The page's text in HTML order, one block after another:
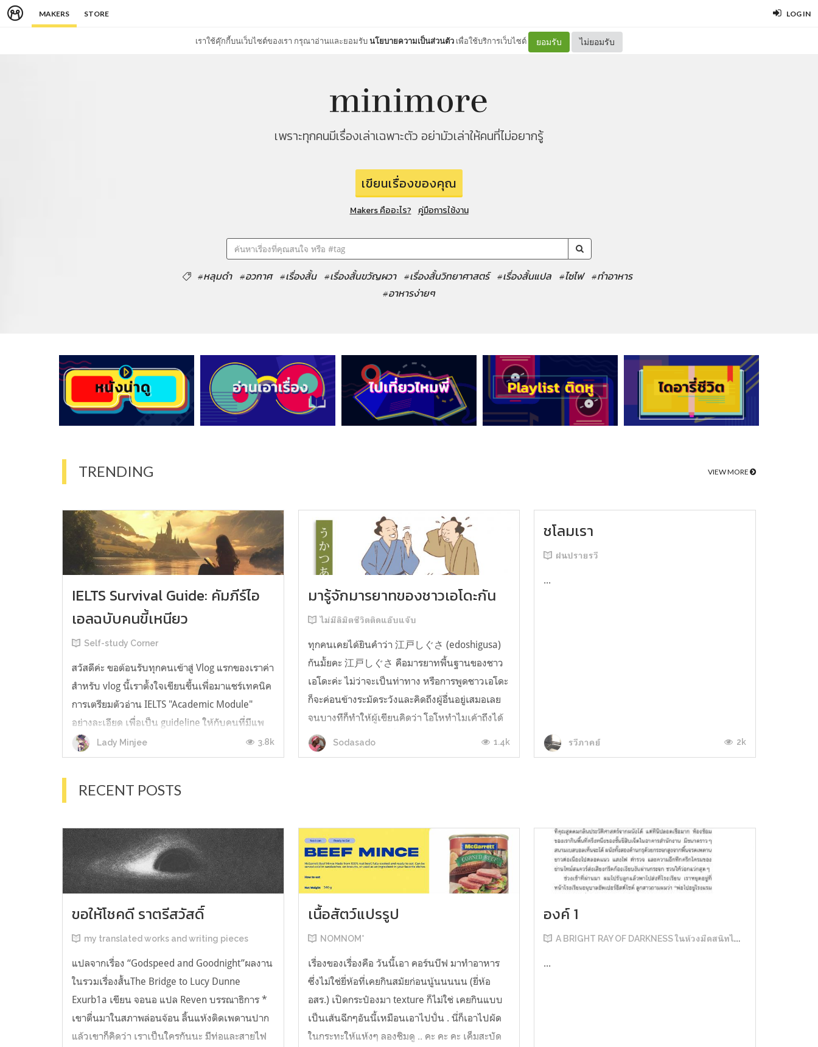
MAKERS STORE LOG IN
เราใช้คุ๊กกี้บนเว็บไซต์ของเรา กรุณาอ่านและยอมรับนโยบายความเป็นส่วนตัว เพื่อใช้บริการเว็บไซต์ ยอมรับ ไม่ยอมรับ
เพราะทุกคนมีเรื่องเล่าเฉพาะตัว อย่ามัวเล่าให้คนที่ไม่อยากรู้
เขียนเรื่องของคุณ
Makers คืออะไร? คู่มือการใช้งาน
#หลุมดำ #อวกาศ #เรื่องสั้น #เรื่องสั้นขวัญผวา #เรื่องสั้นวิทยาศาสตร์ #เรื่องสั้นแปล #ไซไฟ
#ทำอาหาร
#อาหารง่ายๆ
TRENDING VIEW MORE
IELTS Survival Guide: คัมภีร์ไอ
เอลฉบับคนขี้เหนียว
Self-study Corner
สวัสดีค่ะ ขอต้อนรับทุกคนเข้าสู่ Vlog แรกของเราค่า
สำหรับ vlog นี้เราตั้งใจเขียนขึ้นเพื่อมาแชร์เทคนิค
การเตรียมตัวอ่าน IELTS "Academic Module"
อย่างละเอียด เพื่อเป็น guideline ให้กับคนที่มีแพ
ลนจะสอบแต่ไม่รู้ต้องเริ่มตรงไหน หรืออยากจะได้
ข้อมูลเพิ่มเติมมาเสริมความมั่นใจจากที่ตัวเองเรียน
Lady Minjee 3.8k
มารู้จักมารยาทของชาวเอโดะกัน
ไม่มีลิมิตชีวิตติดแอ๊บแจ๊บ
ทุกคนเคยได้ยินคำว่า 江戸しぐさ (edoshigusa)
กันมั้ยคะ 江戸しぐさ คือมารยาทพื้นฐานของชาว
เอโดะค่ะ ไม่ว่าจะเป็นท่าทาง หรือการพูดชาวเอโดะ
ก็จะค่อนข้างระมัดระวังและคิดถึงผู้อื่นอยู่เสมอเลย
จนบางทีก็ทำให้ผู้เขียนคิดว่า โอโหทำไมเค้าถึงได้
คิดถึงคนอื่นได้ขนาดนี้นะอยากรู้มั้ยคะว่าชาวเอโดะ
มารยาทดีขนาดไหน มาลองอ่านกันได้เ...
Sodasado 1.4k
ชโลมเรา
ฝนปรายรวี
...
รวีภาคย์ 2k
RECENT POSTS
ขอให้โชคดี ราตรีสวัสดิ์
my translated works and writing pieces
แปลจากเรื่อง “Godspeed and Goodnight”ผลงาน
ในรวมเรื่องสั้นThe Bridge to Lucy Dunne
Exurb1a เขียน จอนอ แปล Reven บรรณาธิการ *
เขาตื่นมาในสภาพล่อนจ้อน ลิ้นแห้งติดเพดานปาก
แล้วเขาก็คิดว่า เราเป็นใครกันนะ มีท่อและสายไฟ
เนื้อสัตว์แปรรูป
NOMNOM*
เรื่องของเรื่องคือ วันนี้เอา คอร์นบีฟ มาทำอาหาร
ซึ่งไม่ใช่ยี่ห้อที่เคยกินสมัยก่อนนู้นนนนน (ยี่ห้อ
อสร.) เปิดกระป๋องมา texture ก็ไม่ใช่ เคยกินแบบ
เป็นเส้นฉีกๆอันนี้เหมือนเอาไปปั่น . นี่ก็เอาไปผัด
ในกระทะให้แห้งๆ ลองชิมดู .. คะ คะ คะ เค็มสะบัด
องค์ 1
A BRIGHT RAY OF DARKNESS ในห้วงมืดสนิทไม่มิดแสง
...